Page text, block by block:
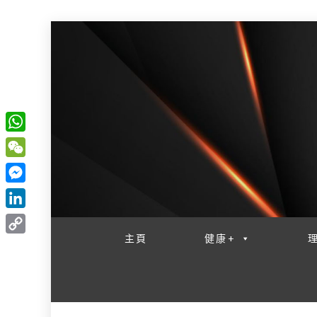
主頁 健康+
W
h
a
t
s
W
e
C
h
M
e
s
L
i